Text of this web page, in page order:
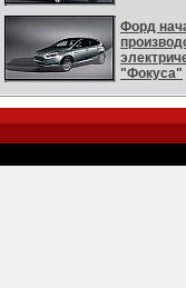
Форд
"Фокуса"